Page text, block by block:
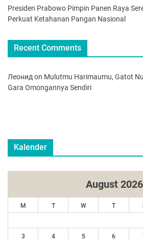
Presiden Prabowo Pimpin Panen Raya
Perkuat Ketahanan Pangan Nasional
Recent Comments
Леонидon Mulutmu Harimaumu, Gatot
Gara Omongannya Sendiri
Kalender
August 2026
M T W T
3 4 5 6